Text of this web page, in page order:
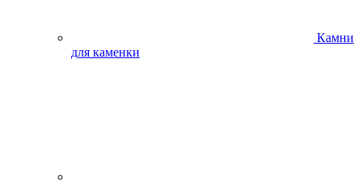
Камни
для каменки